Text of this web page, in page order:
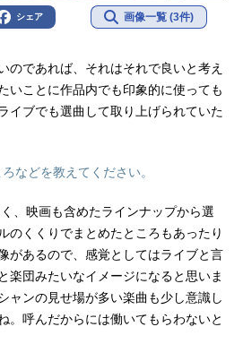
シェア 画像一覧 (3件)
のであれば、それはそれで良いと考え
いことに作品内でも印象的に使っても
イブでも選曲して取り上げられていた
などを教えてください。
、映画も含めたラインナップから選
のくくりでまとめたところもあったり
があるので、感覚としてはライブと言
楽団みたいなイメージになると思いま
ャンの見せ場が多い楽曲も少し意識し
。呼んだからには働いてもらわないと